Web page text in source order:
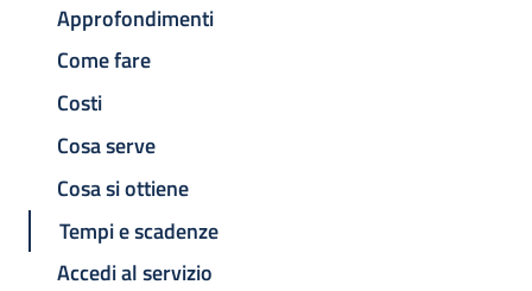
Approfondimenti
Come fare
Costi
Cosa serve
Cosa si ottiene
Tempi e scadenze
Accedi al servizio